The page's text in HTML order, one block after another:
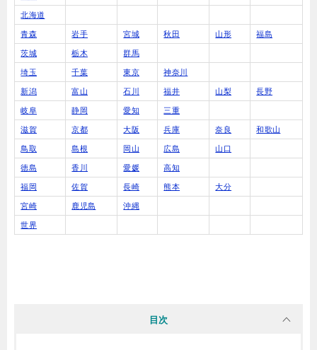
北海道
青森 岩手 宮城 秋田 山形 福島
茨城 栃木 群馬
埼玉 千葉 東京 神奈川
新潟 富山 石川 福井 山梨 長野
岐阜 静岡 愛知 三重
滋賀 京都 大阪 兵庫 奈良 和歌山
鳥取 島根 岡山 広島 山口
徳島 香川 愛媛 高知
福岡 佐賀 長崎 熊本 大分
宮崎 鹿児島 沖縄
世界
目次